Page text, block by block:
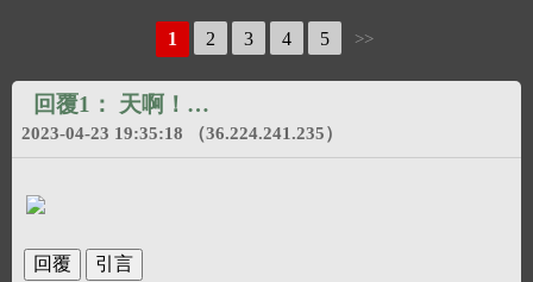
1 2 3 4 5 >>
回覆1： 天啊！…
2023-04-23 19:35:18 （36.224.241.235）